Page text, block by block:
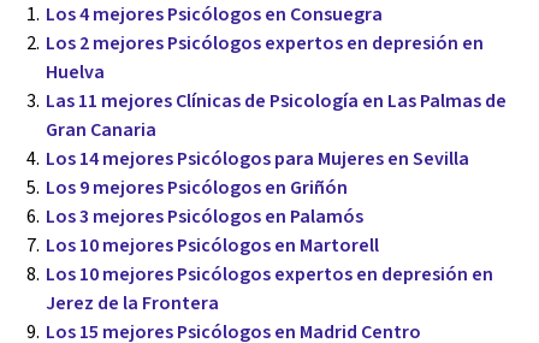
Los 4 mejores Psicólogos en Consuegra
Los 2 mejores Psicólogos expertos en depresión en
Huelva
Las 11 mejores Clínicas de Psicología en Las Palmas de
Gran Canaria
Los 14 mejores Psicólogos para Mujeres en Sevilla
Los 9 mejores Psicólogos en Griñón
Los 3 mejores Psicólogos en Palamós
Los 10 mejores Psicólogos en Martorell
Los 10 mejores Psicólogos expertos en depresión en
Jerez de la Frontera
Los 15 mejores Psicólogos en Madrid Centro